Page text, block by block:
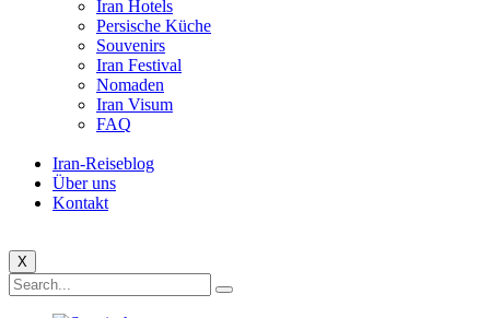
Iran Hotels
Persische Küche
Souvenirs
Iran Festival
Nomaden
Iran Visum
FAQ
Iran-Reiseblog
Über uns
Kontakt
X